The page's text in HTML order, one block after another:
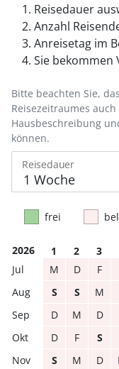
Reisedauer
Anzahl
Anreisetag im
Sie bekommen
Reisedauer
Bitte beachten Sie,
Reisezeitraumes
Hausbeschreibung
können.
frei
2026 1 2 3
M
D F
S
S M
D
M D
D
F S
S
M D